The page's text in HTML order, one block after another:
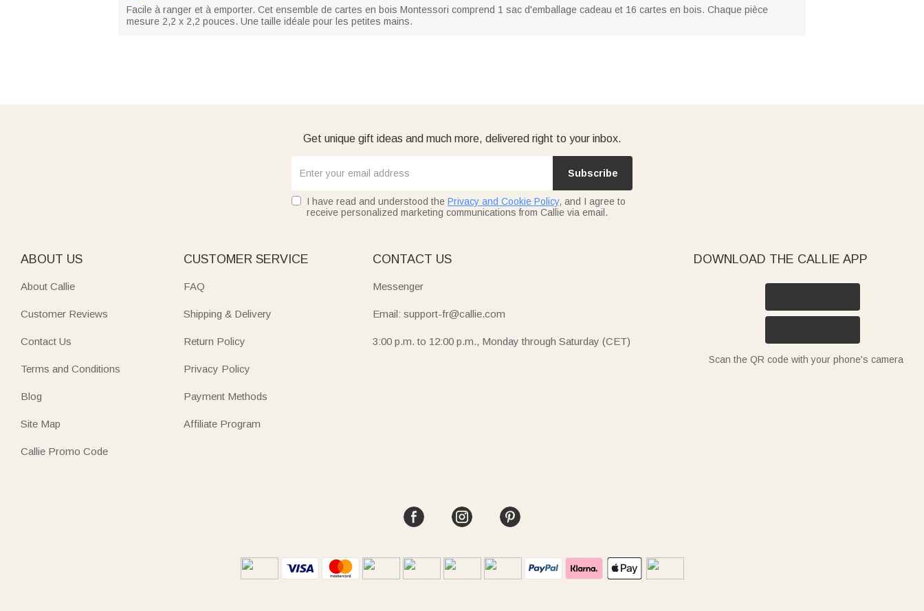
Facile à ranger et à emporter. Cet ensemble de cartes en bois Montessori comprend 1 sac d'emballage cadeau et 16 cartes en bois. Chaque pièce
mesure 2,2 x 2,2 pouces. Une taille idéale pour les petites mains.
Get unique gift ideas and much more, delivered right to your inbox.
Subscribe
I have read and understood the Privacy and Cookie Policy, and I agree to
receive personalized marketing communications from Callie via email.
ABOUT US
About Callie
Customer Reviews
Contact Us
Terms and Conditions
Blog
Site Map
Callie Promo Code
CUSTOMER SERVICE
FAQ
Shipping & Delivery
Return Policy
Privacy Policy
Payment Methods
Affiliate Program
CONTACT US
Messenger
Email: support-fr@callie.com
3:00 p.m. to 12:00 p.m., Monday through Saturday (CET)
DOWNLOAD THE CALLIE APP
Scan the QR code with your phone's camera